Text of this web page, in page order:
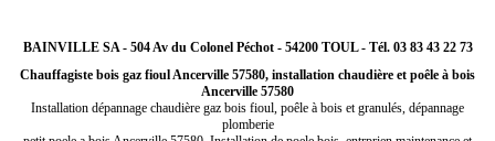
BAINVILLE SA - 504 Av du Colonel Péchot - 54200 TOUL - Tél. 03 83 43 22 73
Chauffagiste bois gaz fioul Ancerville 57580, installation chaudière et poêle à bois
Ancerville 57580
Installation dépannage chaudière gaz bois fioul, poêle à bois et granulés, dépannage
plomberie